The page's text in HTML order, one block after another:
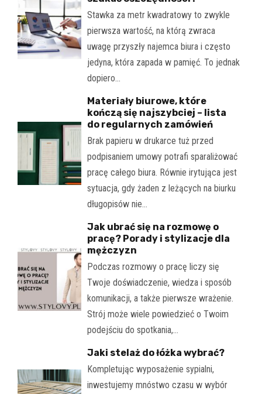
Stawka za metr kwadratowy to zwykle
pierwsza wartość, na którą zwraca
uwagę przyszły najemca biura i często
jedyna, która zapada w pamięć. To jednak
dopiero…
Materiały biurowe, które
kończą się najszybciej – lista
do regularnych zamówień
Brak papieru w drukarce tuż przed
podpisaniem umowy potrafi sparaliżować
pracę całego biura. Równie irytująca jest
sytuacja, gdy żaden z leżących na biurku
długopisów nie…
Jak ubrać się na rozmowę o
pracę? Porady i stylizacje dla
mężczyzn
Podczas rozmowy o pracę liczy się
Twoje doświadczenie, wiedza i sposób
komunikacji, a także pierwsze wrażenie.
Strój może wiele powiedzieć o Twoim
podejściu do spotkania,…
Jaki stelaż do łóżka wybrać?
Kompletując wyposażenie sypialni,
inwestujemy mnóstwo czasu w wybór